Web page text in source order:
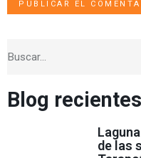
Blog recientes
de las